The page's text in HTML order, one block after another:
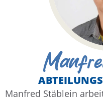
Manfred Stäblein